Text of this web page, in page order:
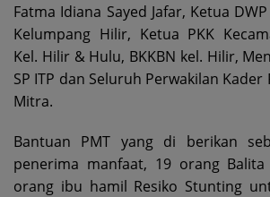
Fatma Idiana Sayed Jafar, Ketua
Kelumpang Hilir, Ketua PKK
Kel. Hilir & Hulu, BKKBN kel. Hilir,
SP ITP dan Seluruh Perwakilan
Mitra.
Bantuan PMT yang di berikan
penerima manfaat, 19 orang
orang ibu hamil Resiko Stunting